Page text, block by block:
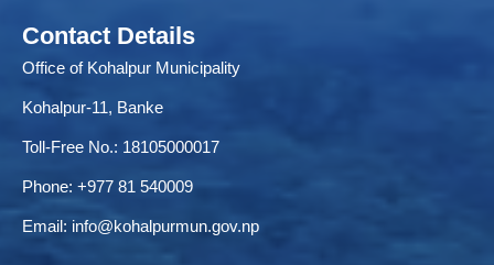
Contact Details
Office of Kohalpur Municipality
Kohalpur-11, Banke
Toll-Free No.: 18105000017
Phone: +977 81 540009
Email: info@kohalpurmun.gov.np